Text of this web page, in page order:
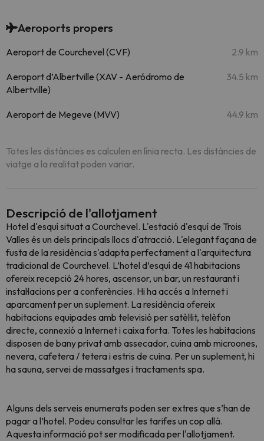
Aeroports propers
Aeroport de Courchevel (CVF) 2.9 km
Aeroport d’Albertville (XAV - Aeródromo de
Albertville)
34.5 km
Aeroport de Megeve (MVV) 44.9 km
Totes les distàncies es calculen en línia recta. Les distàncies de
viatge a la realitat poden variar.
Descripció de l'allotjament
Hotel d'esquí situat a Courchevel. L'estació d'esquí de Trois
Valles és un dels principals llocs d'atracció. L'elegant façana de
fusta de la residència s'adapta perfectament a l'arquitectura
tradicional de Courchevel. L’hotel d’esquí de 41 habitacions
ofereix recepció 24 hores, ascensor, un bar, un restaurant i
instal·lacions per a conferències. Hi ha accés a Internet i
aparcament per un suplement. La residència ofereix
habitacions equipades amb televisió per satèl·lit, telèfon
directe, connexió a Internet i caixa forta. Totes les habitacions
disposen de bany privat amb assecador, cuina amb microones,
nevera, cafetera / tetera i estris de cuina. Per un suplement, hi
ha sauna, servei de massatges i tractaments spa.
Alguns dels serveis enumerats poden ser extres que s’han de
pagar a l’hotel. Podeu consultar les tarifes un cop allà.
Aquesta informació pot ser modificada per l'allotjament.